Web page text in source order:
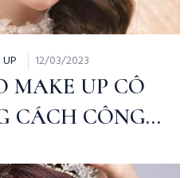
12/03/2023
MAKE UP CÔ
CÁCH CÔNG